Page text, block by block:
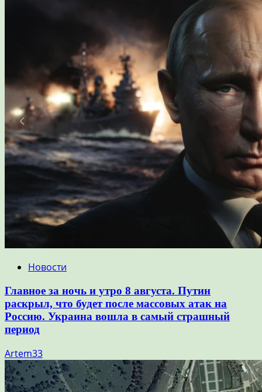
Новости
Главное за ночь и утро 8 августа. Путин
раскрыл, что будет после массовых атак на
Россию. Украина вошла в самый страшный
период
Artem33